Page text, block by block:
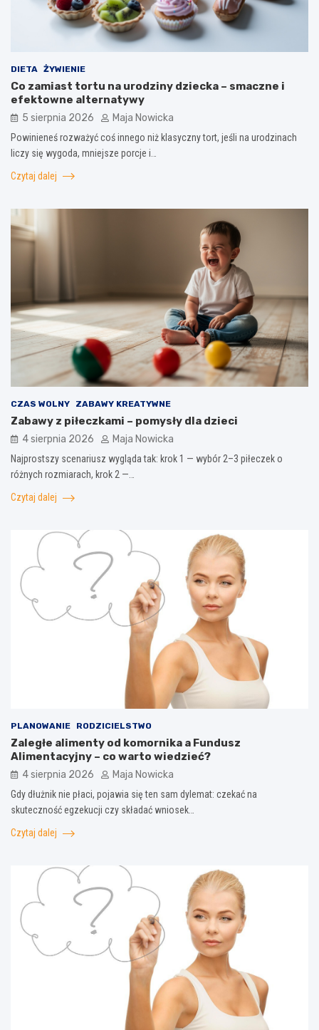
DIETA ŻYWIENIE
Co zamiast tortu na urodziny dziecka – smaczne i
efektowne alternatywy
5 sierpnia 2026 Maja Nowicka
Powinieneś rozważyć coś innego niż klasyczny tort, jeśli na urodzinach
liczy się wygoda, mniejsze porcje i…
Czytaj dalej
CZAS WOLNY ZABAWY KREATYWNE
Zabawy z piłeczkami – pomysły dla dzieci
4 sierpnia 2026 Maja Nowicka
Najprostszy scenariusz wygląda tak: krok 1 — wybór 2–3 piłeczek o
różnych rozmiarach, krok 2 —…
Czytaj dalej
PLANOWANIE RODZICIELSTWO
Zaległe alimenty od komornika a Fundusz
Alimentacyjny – co warto wiedzieć?
4 sierpnia 2026 Maja Nowicka
Gdy dłużnik nie płaci, pojawia się ten sam dylemat: czekać na
skuteczność egzekucji czy składać wniosek…
Czytaj dalej